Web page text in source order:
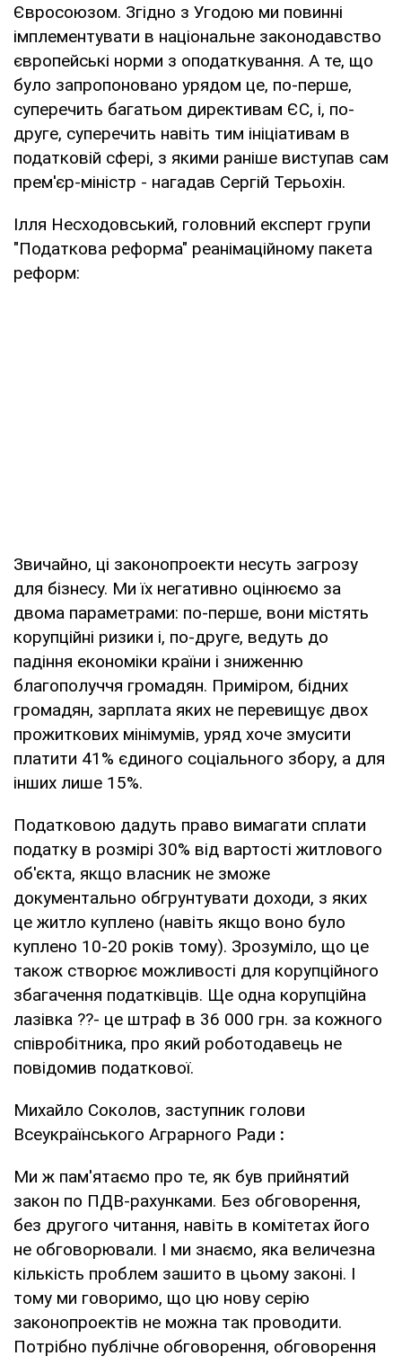
Євросоюзом. Згідно з Угодою ми повинні
імплементувати в національне законодавство
європейські норми з оподаткування. А те, що
було запропоновано урядом це, по-перше,
суперечить багатьом директивам ЄС, і, по-
друге, суперечить навіть тим ініціативам в
податковій сфері, з якими раніше виступав сам
прем'єр-міністр - нагадав Сергій Терьохін.
Ілля Несходовський, головний експерт групи
"Податкова реформа" реанімаційному пакета
реформ:
Звичайно, ці законопроекти несуть загрозу
для бізнесу. Ми їх негативно оцінюємо за
двома параметрами: по-перше, вони містять
корупційні ризики і, по-друге, ведуть до
падіння економіки країни і зниженню
благополуччя громадян. Приміром, бідних
громадян, зарплата яких не перевищує двох
прожиткових мінімумів, уряд хоче змусити
платити 41% єдиного соціального збору, а для
інших лише 15%.
Податковою дадуть право вимагати сплати
податку в розмірі 30% від вартості житлового
об'єкта, якщо власник не зможе
документально обгрунтувати доходи, з яких
це житло куплено (навіть якщо воно було
куплено 10-20 років тому). Зрозуміло, що це
також створює можливості для корупційного
збагачення податківців. Ще одна корупційна
лазівка ??- це штраф в 36 000 грн. за кожного
співробітника, про який роботодавець не
повідомив податкової.
Михайло Соколов, заступник голови
Всеукраїнського Аграрного Ради :
Ми ж пам'ятаємо про те, як був прийнятий
закон по ПДВ-рахунками. Без обговорення,
без другого читання, навіть в комітетах його
не обговорювали. І ми знаємо, яка величезна
кількість проблем зашито в цьому законі. І
тому ми говоримо, що цю нову серію
законопроектів не можна так проводити.
Потрібно публічне обговорення, обговорення